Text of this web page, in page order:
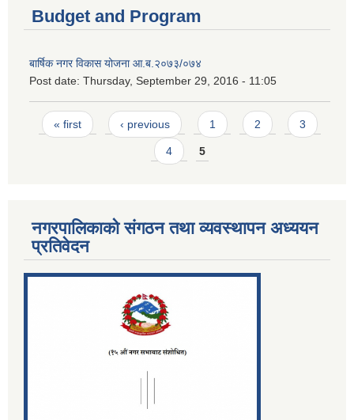
Budget and Program
बार्षिक नगर विकास योजना आ.ब.२०७३/०७४
Post date: Thursday, September 29, 2016 - 11:05
Pages
« first ‹ previous 1 2 3
4 5
नगरपालिकाको संगठन तथा व्यवस्थापन अध्ययन
प्रतिवेदन